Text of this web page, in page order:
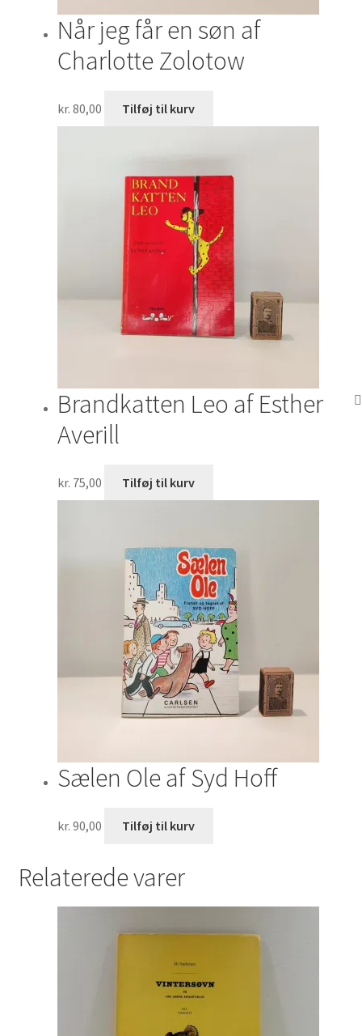
Når jeg får en søn af
Charlotte Zolotow
kr. 80,00 Tilføj til kurv
Brandkatten Leo af Esther
Averill
kr. 75,00 Tilføj til kurv
Sælen Ole af Syd Hoff
kr. 90,00 Tilføj til kurv
Relaterede varer